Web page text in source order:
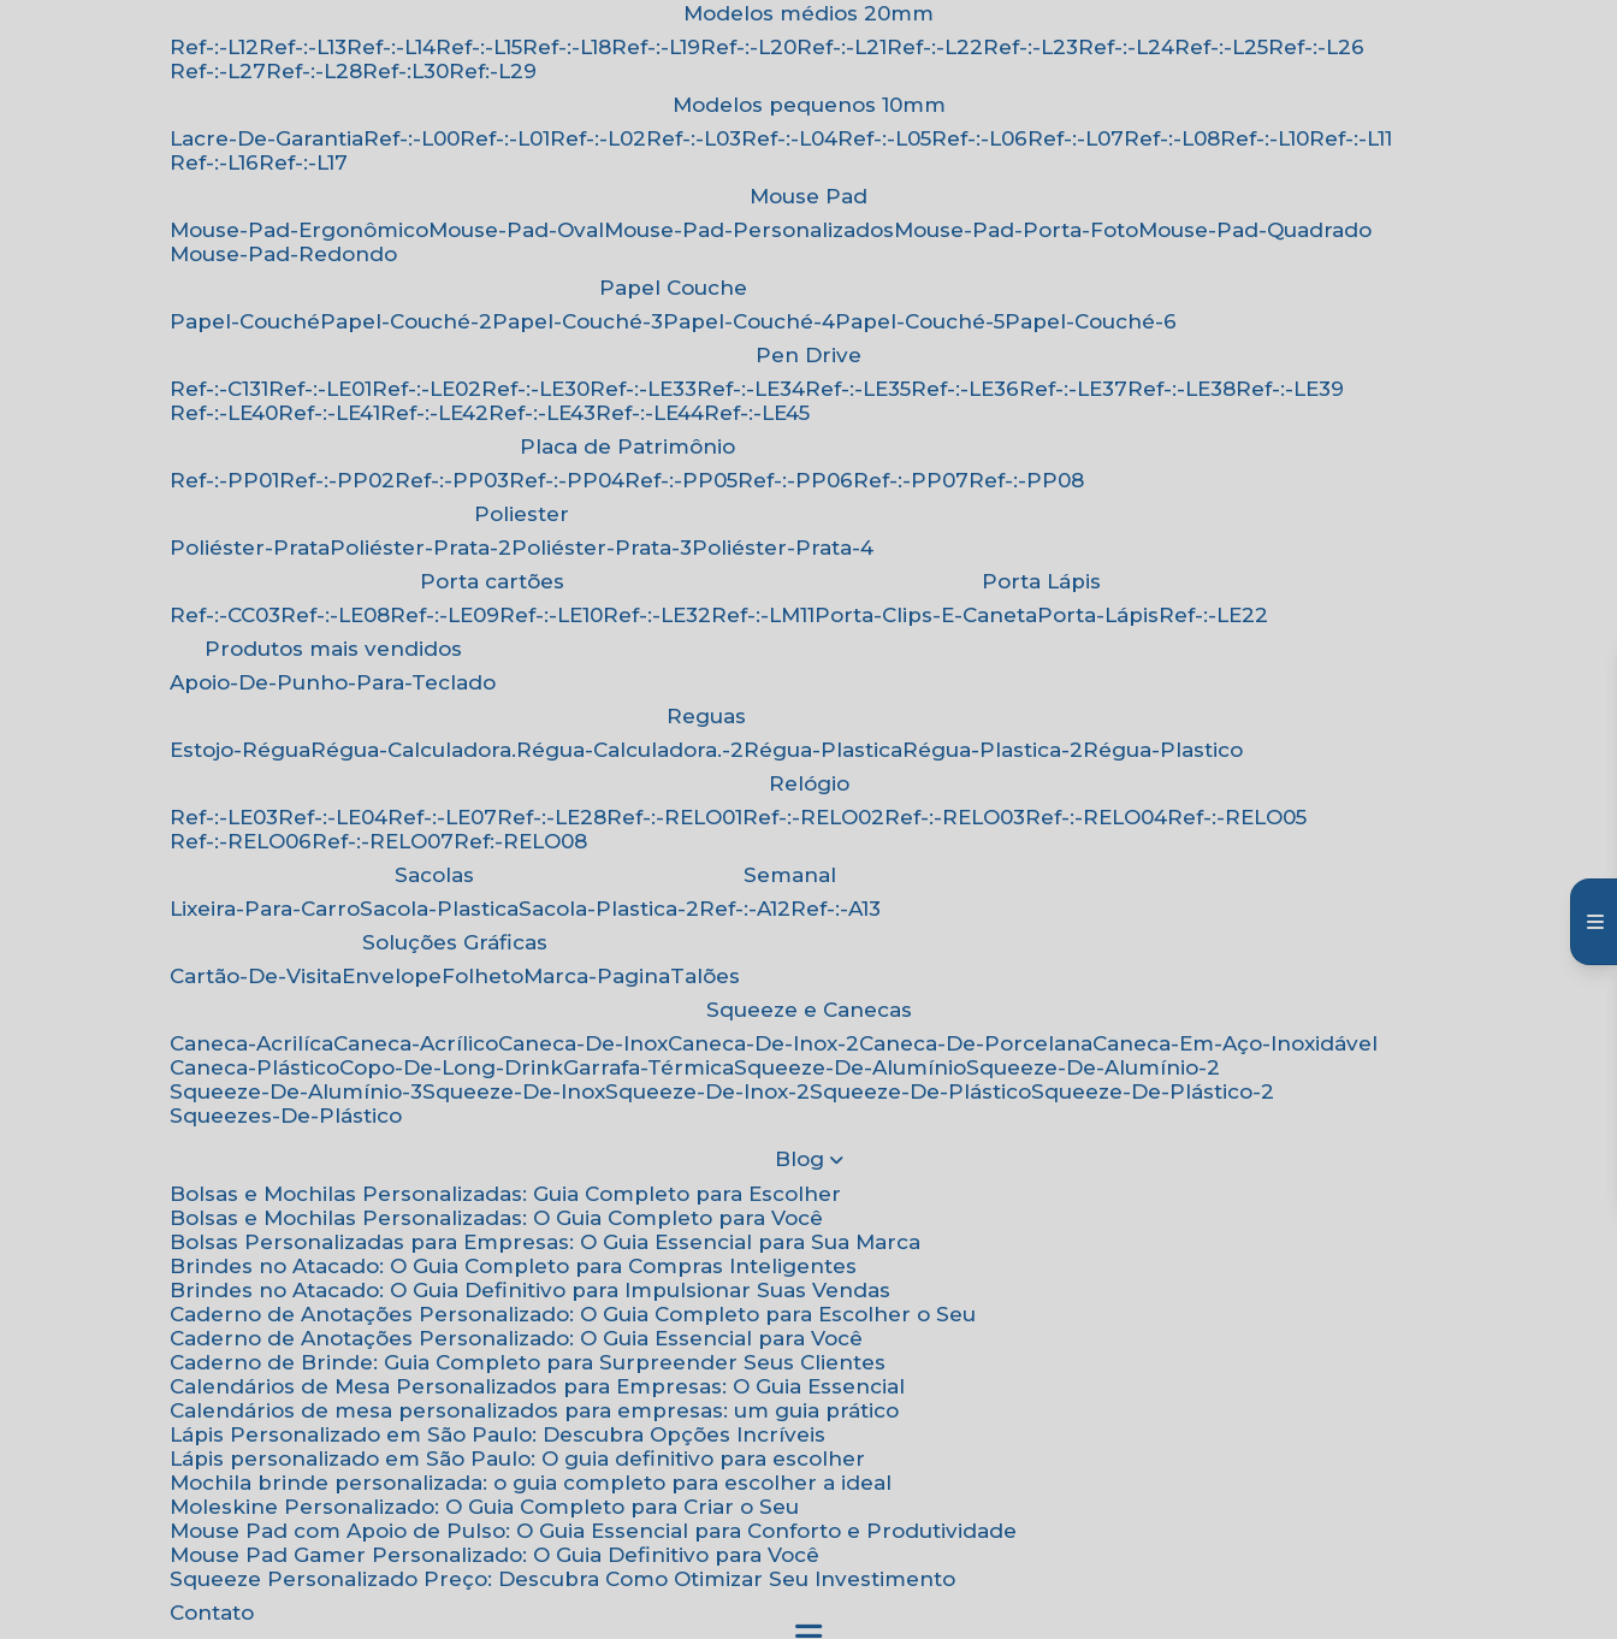
Modelos médios 20mm
Ref-:-L12
Ref-:-L13 Ref-:-L14 Ref-:-L15 Ref-:-L18 Ref-:-L19 Ref-:-L20 Ref-:-L21 Ref-:-L22 Ref-:-L23 Ref-:-L24 Ref-:-L25
Ref-:-L26
Ref-:-L27
Ref-:-L28 Ref-:L30
Ref:-L29
Modelos pequenos 10mm
Lacre-De-Garantia
Ref-:-L00 Ref-:-L01 Ref-:-L02 Ref-:-L03 Ref-:-L04 Ref-:-L05 Ref-:-L06 Ref-:-L07 Ref-:-L08 Ref-:-L10
Ref-:-L11
Ref-:-L16
Ref-:-L17
Mouse Pad
Mouse-Pad-Ergonômico
Mouse-Pad-Oval Mouse-Pad-Personalizados Mouse-Pad-Porta-Foto
Mouse-Pad-Quadrado
Mouse-Pad-Redondo
Papel Couche
Papel-Couché
Papel-Couché-2 Papel-Couché-3 Papel-Couché-4 Papel-Couché-5
Papel-Couché-6
Pen Drive
Ref-:-C131
Ref-:-LE01 Ref-:-LE02 Ref-:-LE30 Ref-:-LE33 Ref-:-LE34 Ref-:-LE35 Ref-:-LE36 Ref-:-LE37 Ref-:-LE38
Ref-:-LE39
Ref-:-LE40
Ref-:-LE41 Ref-:-LE42 Ref-:-LE43 Ref-:-LE44
Ref-:-LE45
Placa de Patrimônio
Ref-:-PP01
Ref-:-PP02 Ref-:-PP03 Ref-:-PP04 Ref-:-PP05 Ref-:-PP06 Ref-:-PP07
Ref-:-PP08
Poliester
Poliéster-Prata
Poliéster-Prata-2 Poliéster-Prata-3
Poliéster-Prata-4
Porta cartões
Ref-:-CC03
Ref-:-LE08 Ref-:-LE09 Ref-:-LE10 Ref-:-LE32 Ref-:-LM11
Porta Lápis
Porta-Clips-E-Caneta
Porta-Lápis
Ref-:-LE22
Produtos mais vendidos
Apoio-De-Punho-Para-Teclado
Reguas
Estojo-Régua
Régua-Calculadora. Régua-Calculadora.-2 Régua-Plastica Régua-Plastica-2
Régua-Plastico
Relógio
Ref-:-LE03
Ref-:-LE04 Ref-:-LE07 Ref-:-LE28 Ref-:-RELO01 Ref-:-RELO02 Ref-:-RELO03 Ref-:-RELO04
Ref-:-RELO05
Ref-:-RELO06
Ref-:-RELO07
Ref:-RELO08
Sacolas
Lixeira-Para-Carro Sacola-Plastica Sacola-Plastica-2
Semanal
Ref-:-A12
Ref-:-A13
Soluções Gráficas
Cartão-De-Visita
Envelope Folheto Marca-Pagina
Talões
Squeeze e Canecas
Caneca-Acrilíca
Caneca-Acrílico Caneca-De-Inox Caneca-De-Inox-2 Caneca-De-Porcelana
Caneca-Em-Aço-Inoxidável
Caneca-Plástico
Copo-De-Long-Drink Garrafa-Térmica Squeeze-De-Alumínio Squeeze-De-Alumínio-2
Squeeze-De-Alumínio-3
Squeeze-De-Inox Squeeze-De-Inox-2 Squeeze-De-Plástico Squeeze-De-Plástico-2
Squeezes-De-Plástico
Blog
Bolsas e Mochilas Personalizadas: Guia Completo para Escolher
Bolsas e Mochilas Personalizadas: O Guia Completo para Você
Bolsas Personalizadas para Empresas: O Guia Essencial para Sua Marca
Brindes no Atacado: O Guia Completo para Compras Inteligentes
Brindes no Atacado: O Guia Definitivo para Impulsionar Suas Vendas
Caderno de Anotações Personalizado: O Guia Completo para Escolher o Seu
Caderno de Anotações Personalizado: O Guia Essencial para Você
Caderno de Brinde: Guia Completo para Surpreender Seus Clientes
Calendários de Mesa Personalizados para Empresas: O Guia Essencial
Calendários de mesa personalizados para empresas: um guia prático
Lápis Personalizado em São Paulo: Descubra Opções Incríveis
Lápis personalizado em São Paulo: O guia definitivo para escolher
Mochila brinde personalizada: o guia completo para escolher a ideal
Moleskine Personalizado: O Guia Completo para Criar o Seu
Mouse Pad com Apoio de Pulso: O Guia Essencial para Conforto e Produtividade
Mouse Pad Gamer Personalizado: O Guia Definitivo para Você
Squeeze Personalizado Preço: Descubra Como Otimizar Seu Investimento
Contato